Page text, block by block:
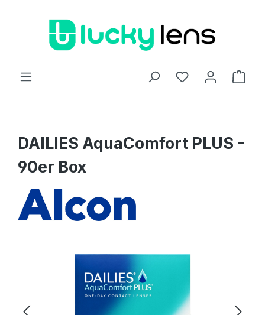
DAILIES AquaComfort PLUS -
90er Box
Bildergalerie überspringen